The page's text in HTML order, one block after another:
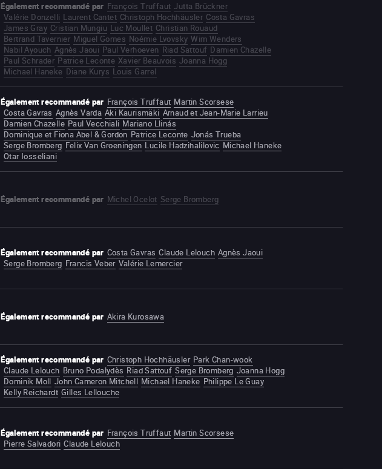
Également recommandé par François Truffaut Jutta Brückner
Valérie Donzelli Laurent Cantet Christoph Hochhäusler Costa Gavras
James Gray Cristian Mungiu Luc Moullet Christian Rouaud
Bertrand Tavernier Miguel Gomes Noémie Lvovsky Wim Wenders
Nabil Ayouch Agnès Jaoui Paul Verhoeven Riad Sattouf Damien Chazelle
Paul Schrader Patrice Leconte Xavier Beauvois Joanna Hogg
Michael Haneke Diane Kurys Louis Garrel
Également recommandé par François Truffaut Martin Scorsese
Costa Gavras Agnès Varda Aki Kaurismäki Arnaud et Jean-Marie Larrieu
Damien Chazelle Paul Vecchiali Mariano Llinás
Dominique et Fiona Abel & Gordon Patrice Leconte Jonás Trueba
Serge Bromberg Felix Van Groeningen Lucile Hadzihalilovic Michael Haneke
Otar Iosseliani
Également recommandé par Michel Ocelot Serge Bromberg
Également recommandé par Costa Gavras Claude Lelouch Agnès Jaoui
Serge Bromberg Francis Veber Valérie Lemercier
Également recommandé par Akira Kurosawa
Également recommandé par Christoph Hochhäusler Park Chan-wook
Claude Lelouch Bruno Podalydès Riad Sattouf Serge Bromberg Joanna Hogg
Dominik Moll John Cameron Mitchell Michael Haneke Philippe Le Guay
Kelly Reichardt Gilles Lellouche
Également recommandé par François Truffaut Martin Scorsese
Pierre Salvadori Claude Lelouch